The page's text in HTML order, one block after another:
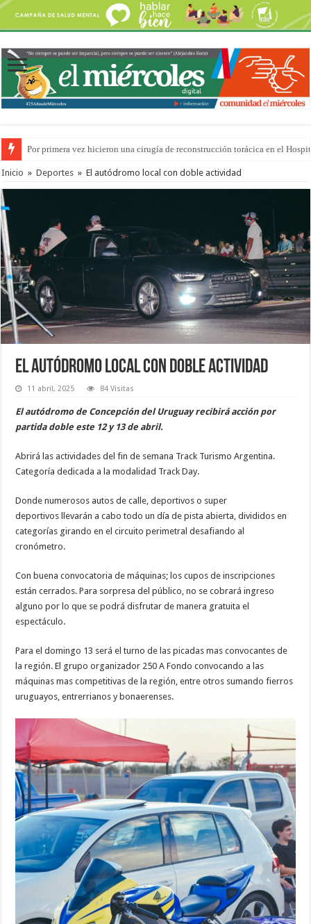
Por primera vez hicieron una cirugía de reconstrucción torácica en el
Inicio » Deportes » El autódromo local con doble actividad
El autódromo local con doble actividad
11 abril, 2025 84 Visitas
El autódromo de Concepción del Uruguay recibirá acción por
partida doble este 12 y 13 de abril.
Abrirá las actividades del fin de semana Track Turismo Argentina.
Categoría dedicada a la modalidad Track Day.
Donde numerosos autos de calle, deportivos o super
deportivos llevarán a cabo todo un día de pista abierta, divididos en
categorías girando en el circuito perimetral desafiando al
cronómetro.
Con buena convocatoria de máquinas; los cupos de inscripciones
están cerrados. Para sorpresa del público, no se cobrará ingreso
alguno por lo que se podrá disfrutar de manera gratuita el
espectáculo.
Para el domingo 13 será el turno de las picadas mas convocantes de
la región. El grupo organizador 250 A Fondo convocando a las
máquinas mas competitivas de la región, entre otros sumando fierros
uruguayos, entrerrianos y bonaerenses.